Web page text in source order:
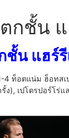
กชั้น
ชั้น แฮร์
4 ท็อตแน่ม ฮ็อทสเ
รั้ง), เปโดรปอร์โ